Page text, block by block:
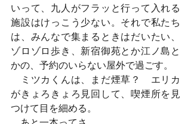
いって、九人がフラッと行って入れる
施設はけっこう少ない。それで私たち
は、みんなで集まるときはだいたい、
ゾロゾロ歩き、新宿御苑とか江ノ島と
かの、予約のいらない屋外で過ごす。
ミツカくんは、まだ煙草？　エリカ
がきょろきょろ見回して、喫煙所を見
つけて目を細める。